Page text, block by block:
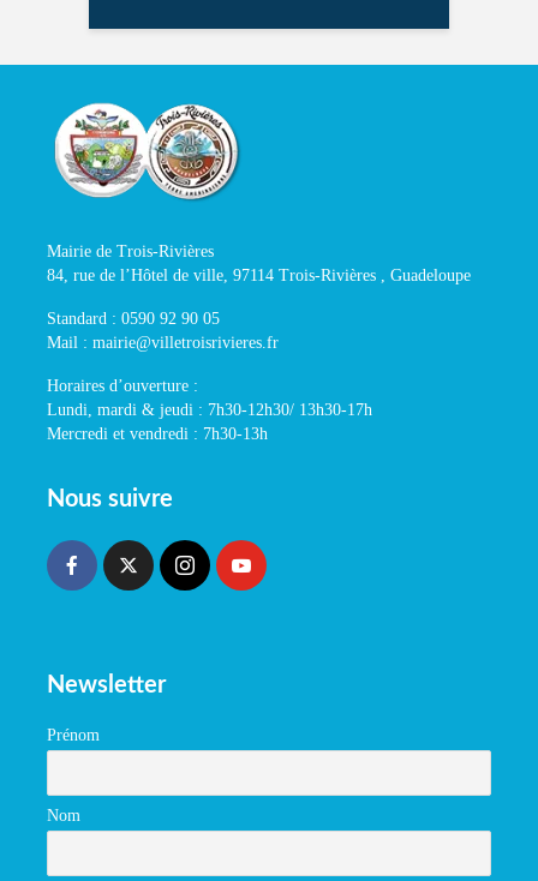
Mairie de Trois-Rivières
84, rue de l’Hôtel de ville, 97114 Trois-Rivières , Guadeloupe
Standard : 0590 92 90 05
Mail : mairie@villetroisrivieres.fr
Horaires d’ouverture :
Lundi, mardi & jeudi : 7h30-12h30/ 13h30-17h
Mercredi et vendredi : 7h30-13h
Nous suivre
Newsletter
Prénom
Nom